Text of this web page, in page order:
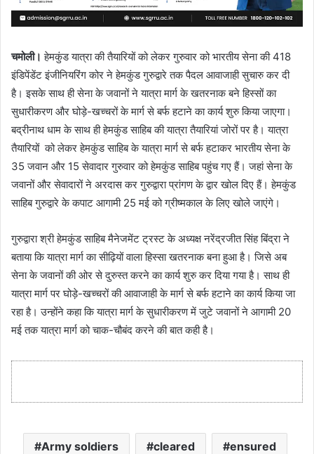
चमोली।हेमकुंड यात्रा की तैयारियों को लेकर गुरुवार को भारतीय सेना की 418
इंडिपेंडेंट इंजीनियरिंग कोर ने हेमकुंड गुरुद्वारे तक पैदल आवाजाही सुचारु कर दी
है। इसके साथ ही सेना के जवानों ने यात्रा मार्ग के खतरनाक बने हिस्सों का
सुधारीकरण और घोड़े-खच्चरों के मार्ग से बर्फ हटाने का कार्य शुरु किया जाएगा।
बद्रीनाथ धाम के साथ ही हेमकुंड साहिब की यात्रा तैयारियां जोरों पर है। यात्रा
तैयारियों को लेकर हेमकुंड साहिब के यात्रा मार्ग से बर्फ हटाकर भारतीय सेना के
35 जवान और 15 सेवादार गुरुवार को हेमकुंड साहिब पहुंच गए हैं। जहां सेना के
जवानों और सेवादारों ने अरदास कर गुरुद्वारा प्रांगण के द्वार खोल दिए हैं। हेमकुंड
साहिब गुरुद्वारे के कपाट आगामी 25 मई को ग्रीष्मकाल के लिए खोले जाएंगे।
गुरुद्वारा श्री हेमकुंड साहिब मैनेजमेंट ट्रस्ट के अध्यक्ष नरेंद्रजीत सिंह बिंद्रा ने
बताया कि यात्रा मार्ग का सीढ़ियों वाला हिस्सा खतरनाक बना हुआ है। जिसे अब
सेना के जवानों की ओर से दुरुस्त करने का कार्य शुरु कर दिया गया है। साथ ही
यात्रा मार्ग पर घोड़े-खच्चरों की आवाजाही के मार्ग से बर्फ हटाने का कार्य किया जा
रहा है। उन्होंने कहा कि यात्रा मार्ग के सुधारीकरण में जुटे जवानों ने आगामी 20
मई तक यात्रा मार्ग को चाक-चौबंद करने की बात कही है।
Army soldiers cleared ensured